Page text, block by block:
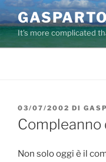
Salta
al
contenuto
It's more complicated
PUBBLICATO
IL
03/07/2002 DI
Compleanno
Non solo oggi è il